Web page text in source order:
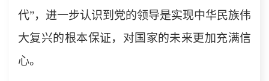
代”，进一步认识到党的领导是实现中华民族伟
大复兴的根本保证，对国家的未来更加充满信
心。